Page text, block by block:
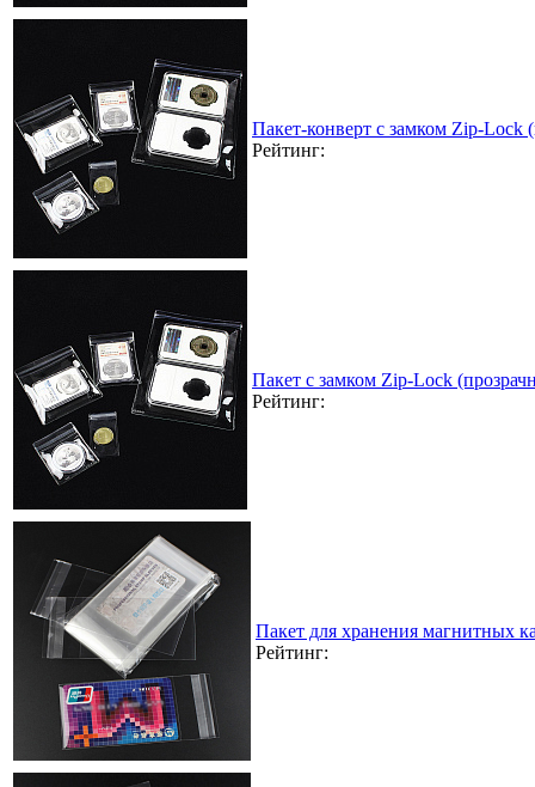
Пакет-конверт с замком Zip-
Рейтинг:
Пакет с замком Zip-Lock
Рейтинг:
Пакет для хранения магнитных
Рейтинг: